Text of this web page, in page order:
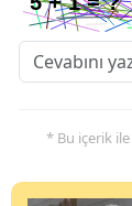
* Bu içerik